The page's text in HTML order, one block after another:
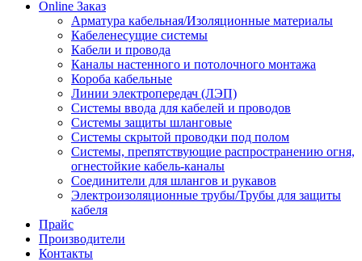
Online Заказ
Арматура кабельная/Изоляционные материалы
Кабеленесущие системы
Кабели и провода
Каналы настенного и потолочного монтажа
Короба кабельные
Линии электропередач (ЛЭП)
Системы ввода для кабелей и проводов
Системы защиты шланговые
Системы скрытой проводки под полом
Системы, препятствующие распространению огня,
огнестойкие кабель-каналы
Соединители для шлангов и рукавов
Электроизоляционные трубы/Трубы для защиты
кабеля
Прайс
Производители
Контакты